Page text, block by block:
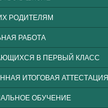
РОДИТЕЛЯМ
РАБОТА
В ПЕРВЫЙ КЛАСС
ИТОГОВАЯ АТТЕСТАЦИЯ
ОБУЧЕНИЕ